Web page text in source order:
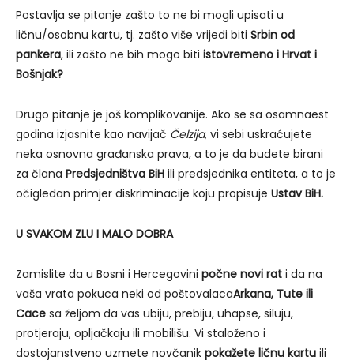
Postavlja se pitanje zašto to ne bi mogli upisati u
ličnu/osobnu kartu, tj. zašto više vrijedi biti Srbin od
pankera, ili zašto ne bih mogo biti istovremeno i Hrvat i
Bošnjak?
Drugo pitanje je još komplikovanije. Ako se sa osamnaest
godina izjasnite kao navijač Čelzija, vi sebi uskraćujete
neka osnovna građanska prava, a to je da budete birani
za člana Predsjedništva BiH ili predsjednika entiteta, a to je
očigledan primjer diskriminacije koju propisuje Ustav BiH.
U SVAKOM ZLU I MALO DOBRA
Zamislite da u Bosni i Hercegovini počne novi rat i da na
vaša vrata pokuca neki od poštovalacaArkana, Tute ili
Cace sa željom da vas ubiju, prebiju, uhapse, siluju,
protjeraju, opljačkaju ili mobilišu. Vi staloženo i
dostojanstveno uzmete novčanik pokažete ličnu kartu ili